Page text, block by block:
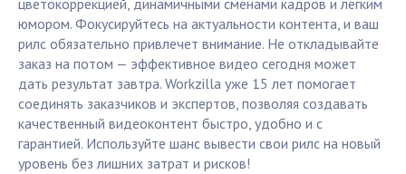
цветокоррекцией, динамичными сменами кадров и лёгким
юмором. Фокусируйтесь на актуальности контента, и ваш
рилс обязательно привлечет внимание. Не откладывайте
заказ на потом — эффективное видео сегодня может
дать результат завтра. Workzilla уже 15 лет помогает
соединять заказчиков и экспертов, позволяя создавать
качественный видеоконтент быстро, удобно и с
гарантией. Используйте шанс вывести свои рилс на новый
уровень без лишних затрат и рисков!